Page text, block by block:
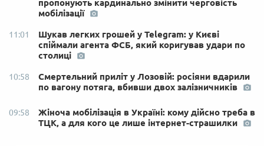
пропонують кардинально змінити черговість
мобілізації
11:01
Шукав легких грошей у Telegram: у Києві
спіймали агента ФСБ, який коригував удари по
столиці
10:58
Смертельний приліт у Лозовій: росіяни вдарили
по вагону потяга, вбивши двох залізничників
09:58
Жіноча мобілізація в Україні: кому дійсно треба в
ТЦК, а для кого це лише інтернет-страшилки